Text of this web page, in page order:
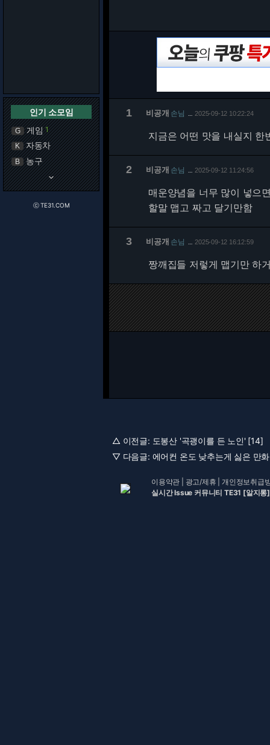
인기 소모임
G 게임 1
K 자동차
B 농구
keyboard_arrow_down
ⓒ TE31.COM
1 비공개 손님 2025-09-12 10:22:24
지금은 어떤 맛을 내실지 한
2 비공개 손님 2025-09-12 11:24:56
매운양념을 너무 많이 넣으
할말 맵고 짜고 달기만함
3 비공개 손님 2025-09-12 16:12:59
짱깨집들 저렇게 맵기만 하
△ 이전글: 도봉산 '곡괭이를 든 노인' [14]
▽ 다음글: 에어컨 온도 낮추는게 싫은 만
이용약관 광고/제휴 |개인정보취급
실시간 Issue 커뮤니티 TE31 [알지